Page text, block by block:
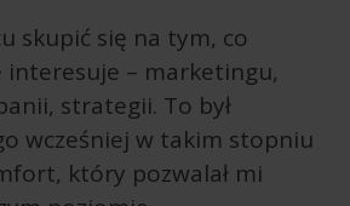
skupić się na tym, co
– marketingu,
strategii. To był
wcześniej w takim stopniu
który pozwalał mi